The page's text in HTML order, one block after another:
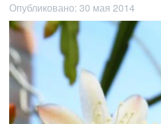
Опубликовано: 30 мая 2014